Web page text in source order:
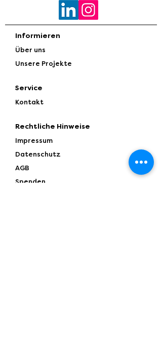
Informieren
Über uns
Unsere Projekte
Service
Kontakt
Rechtliche Hinweise
Impressum
Datenschutz
AGB
Spenden